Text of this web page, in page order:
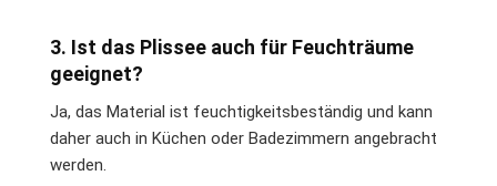
3. Ist das Plissee auch für Feuchträume
geeignet?
Ja, das Material ist feuchtigkeitsbeständig und kann
daher auch in Küchen oder Badezimmern angebracht
werden.